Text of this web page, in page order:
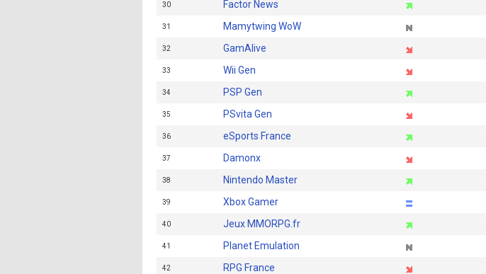
30 Factor News
31 Mamytwing WoW
32 GamAlive
33 Wii Gen
34 PSP Gen
35 PSvita Gen
36 eSports France
37 Damonx
38 Nintendo Master
39 Xbox Gamer
40 Jeux MMORPG.fr
41 Planet Emulation
42 RPG France